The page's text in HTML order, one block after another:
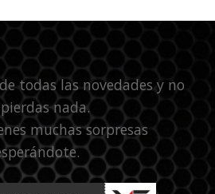
todas las novedades y no
nada.
muchas sorpresas